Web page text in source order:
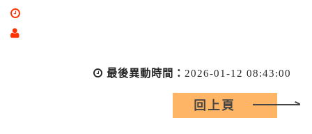
最後異動時間： 2026-01-12 08:43:00
回上頁